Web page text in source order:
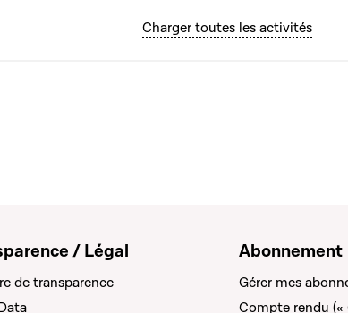
Charger toutes les activités
/ Légal
de transparence
Abonnement
Gérer mes
Compte rendu